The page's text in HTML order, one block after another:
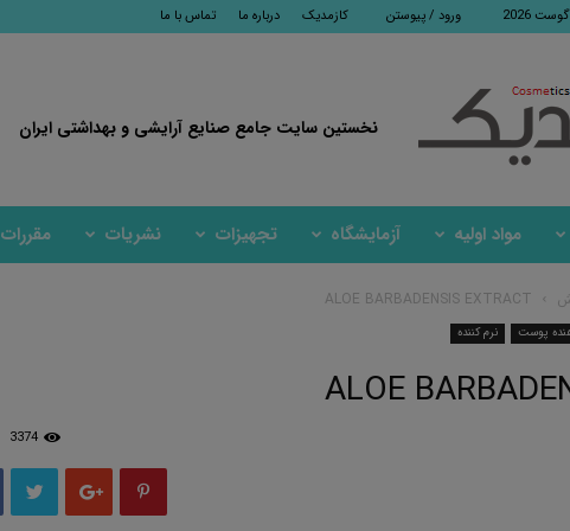
ورود / پیوستن کازمدیک درباره ما تماس با ما
نخستین سایت جامع صنایع آرایشی و بهداشتی ایران
مواد اولیه آزمایشگاه تجهیزات نشریات مقررات
ALOE BARBADENSIS EXTRACT
پوست نرم کننده
ALOE
3374